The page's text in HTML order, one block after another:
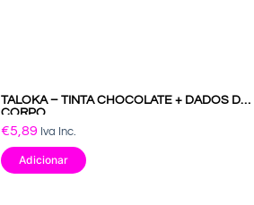
TALOKA – TINTA CHOCOLATE + DADOS DE
CORPO
€5,89 Iva Inc.
Adicionar